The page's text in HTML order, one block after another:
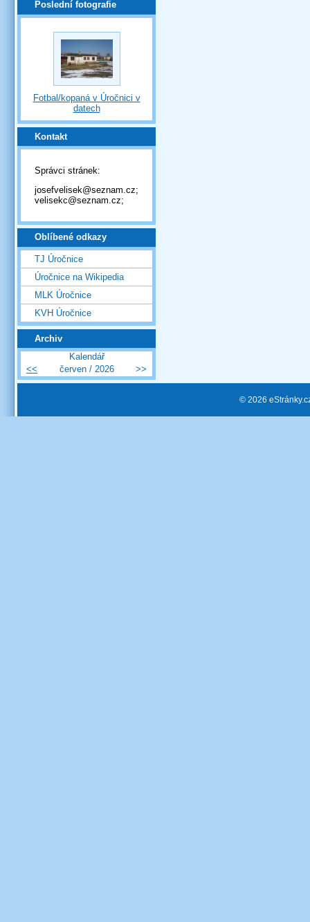
Poslední fotografie
Fotbal/kopaná v Úročnici v
datech
Kontakt
Správci stránek:
josefvelisek@seznam.cz;
velisekc@seznam.cz;
Oblíbené odkazy
TJ Úročnice
Úročnice na Wikipedia
MLK Úročnice
KVH Úročnice
Archiv
Kalendář
<<
červen / 2026 >>
© 2026